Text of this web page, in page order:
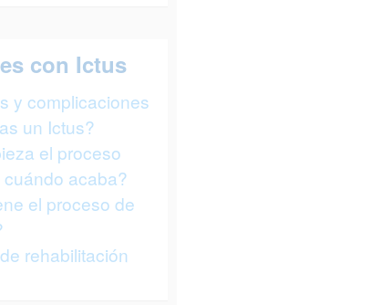
con Ictus
y complicaciones
un Ictus?
el proceso
acaba?
el proceso de
rehabilitación